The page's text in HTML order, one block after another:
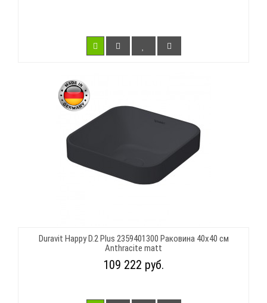
Duravit Happy D.2 Plus 2359401300 Раковина 40х40 см
Anthracite matt
109 222 руб.